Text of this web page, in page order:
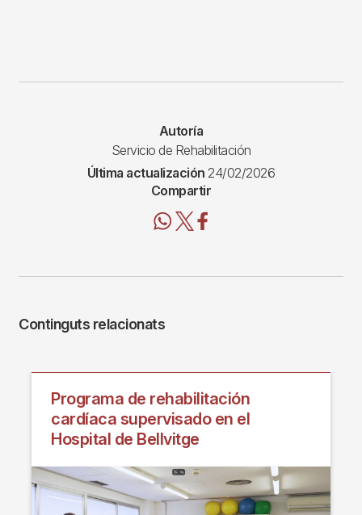
Autoría
Servicio de Rehabilitación
Última actualización 24/02/2026
Compartir
Continguts relacionats
Programa de rehabilitación
cardíaca supervisado en el
Hospital de Bellvitge